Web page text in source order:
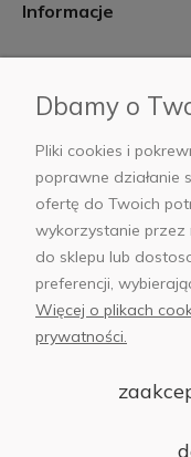
Informacje
AB Foto
© 2025 Wszelkie prawa
Dbamy o
Pliki cookies i
poprawne działanie
ofertę do Twoich
wykorzystanie przez
do sklepu lub
preferencji,
Więcej o plikach
prywatności.